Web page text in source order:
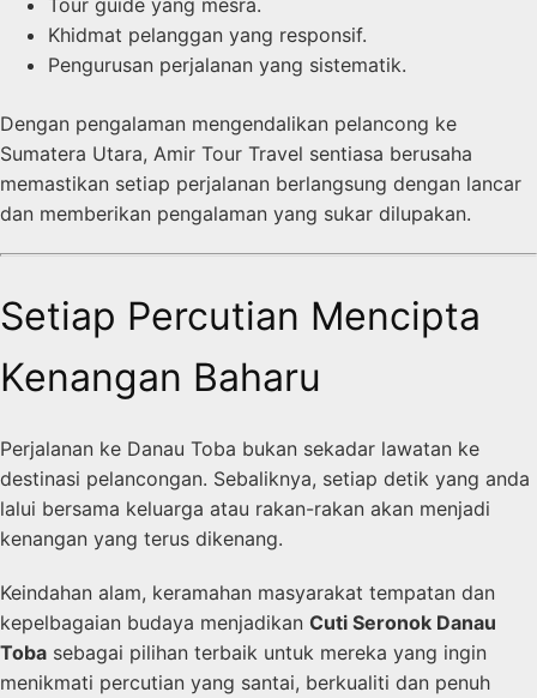
Tour guide yang mesra.
Khidmat pelanggan yang responsif.
Pengurusan perjalanan yang sistematik.
Dengan pengalaman mengendalikan pelancong ke
Sumatera Utara, Amir Tour Travel sentiasa berusaha
memastikan setiap perjalanan berlangsung dengan lancar
dan memberikan pengalaman yang sukar dilupakan.
Setiap Percutian Mencipta
Kenangan Baharu
Perjalanan ke Danau Toba bukan sekadar lawatan ke
destinasi pelancongan. Sebaliknya, setiap detik yang anda
lalui bersama keluarga atau rakan-rakan akan menjadi
kenangan yang terus dikenang.
Keindahan alam, keramahan masyarakat tempatan dan
kepelbagaian budaya menjadikan Cuti Seronok Danau
Toba sebagai pilihan terbaik untuk mereka yang ingin
menikmati percutian yang santai, berkualiti dan penuh